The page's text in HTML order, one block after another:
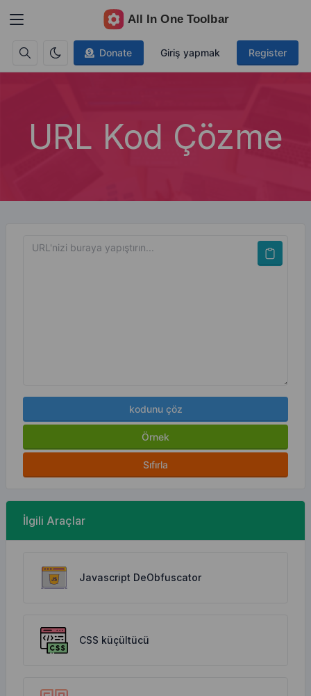
Donate Giriş yapmak Register
URL Kod Çözme
kodunu çöz
Örnek
Sıfırla
İlgili Araçlar
Javascript DeObfuscator
CSS küçültücü